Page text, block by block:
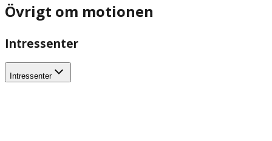
Övrigt om motionen
Intressenter
Intressenter